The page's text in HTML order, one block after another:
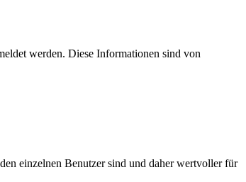
werden. Diese Informationen sind von
einzelnen Benutzer sind und daher wertvoller für